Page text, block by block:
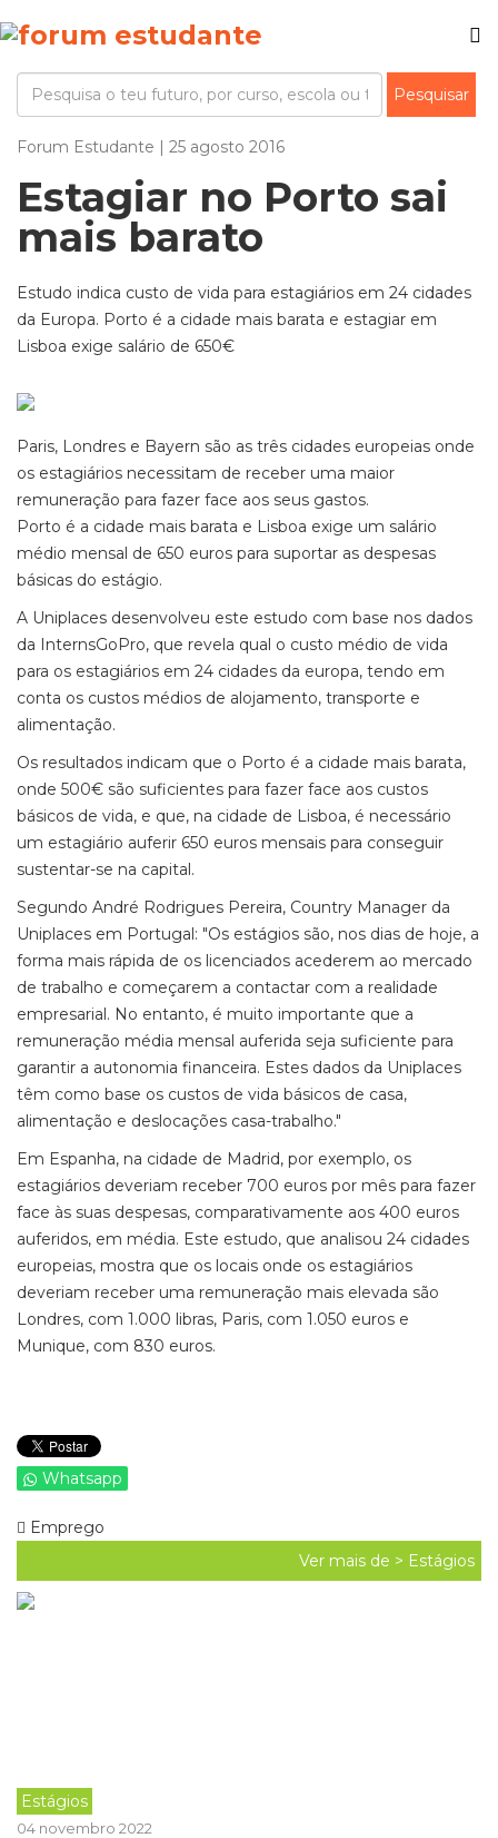
Forum Estudante | 25 agosto 2016
Estagiar no Porto sai
mais barato
Estudo indica custo de vida para estagiários em 24 cidades
da Europa. Porto é a cidade mais barata e estagiar em
Lisboa exige salário de 650€
Paris, Londres e Bayern são as três cidades europeias onde
os estagiários necessitam de receber uma maior
remuneração para fazer face aos seus gastos.
Porto é a cidade mais barata e Lisboa exige um salário
médio mensal de 650 euros para suportar as despesas
básicas do estágio.
A Uniplaces desenvolveu este estudo com base nos dados
da InternsGoPro, que revela qual o custo médio de vida
para os estagiários em 24 cidades da europa, tendo em
conta os custos médios de alojamento, transporte e
alimentação.
Os resultados indicam que o Porto é a cidade mais barata,
onde 500€ são suficientes para fazer face aos custos
básicos de vida, e que, na cidade de Lisboa, é necessário
um estagiário auferir 650 euros mensais para conseguir
sustentar-se na capital.
Segundo André Rodrigues Pereira, Country Manager da
Uniplaces em Portugal: "Os estágios são, nos dias de hoje, a
forma mais rápida de os licenciados acederem ao mercado
de trabalho e começarem a contactar com a realidade
empresarial. No entanto, é muito importante que a
remuneração média mensal auferida seja suficiente para
garantir a autonomia financeira. Estes dados da Uniplaces
têm como base os custos de vida básicos de casa,
alimentação e deslocações casa-trabalho."
Em Espanha, na cidade de Madrid, por exemplo, os
estagiários deveriam receber 700 euros por mês para fazer
face às suas despesas, comparativamente aos 400 euros
auferidos, em média. Este estudo, que analisou 24 cidades
europeias, mostra que os locais onde os estagiários
deveriam receber uma remuneração mais elevada são
Londres, com 1.000 libras, Paris, com 1.050 euros e
Munique, com 830 euros.
Whatsapp
Emprego
Ver mais de > Estágios
Estágios
04 novembro 2022